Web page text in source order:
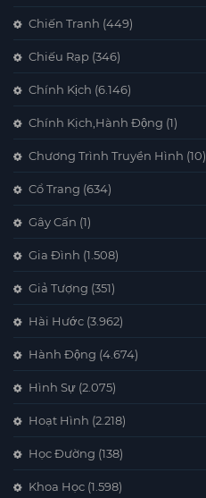
Chiến Tranh (449)
Chiếu Rạp (346)
Chính Kịch (6.146)
Chính Kịch,Hành Động (1)
Chương Trình Truyền Hình (10)
Cổ Trang (634)
Gây Cấn (1)
Gia Đình (1.508)
Giả Tượng (351)
Hài Hước (3.962)
Hành Động (4.674)
Hình Sự (2.075)
Hoạt Hình (2.218)
Học Đường (138)
Khoa Học (1.598)